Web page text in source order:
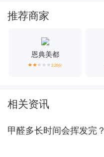
推荐商家
恩典美都
2.20分
相关资讯
甲醛多长时间会挥发完？